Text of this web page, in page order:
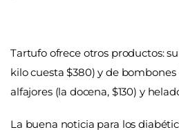
Tartufo ofrece otros productos:
kilo cuesta $380) y de bombones
alfajores (la docena, $130) y
La buena noticia para los